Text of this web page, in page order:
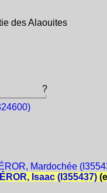
des Alaouites
?
Mardochée
Isaac (I355437)